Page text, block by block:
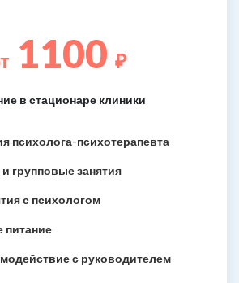
1100 ₽
в стационаре клиники
психолога-психотерапевта
групповые занятия
с психологом
питание
с руководителем